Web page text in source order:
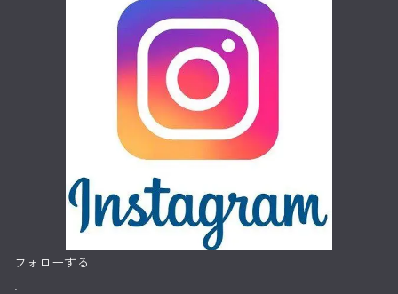
フォローする
.